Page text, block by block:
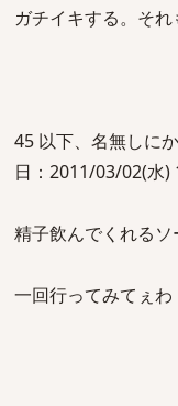
ガチイキする。それ
45 以下、名無しに
日：2011/03/02(水)
精子飲んでくれるソ
一回行ってみてぇわ